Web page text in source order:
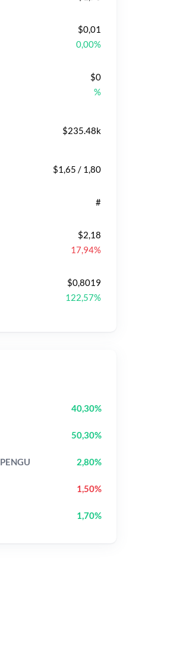
$0,01
0,00%
$0
%
$235.48k
$1,65 / 1,80
#
$2,18
17,94%
$0,8019
122,57%
40,30%
50,30%
PENGU 2,80%
1,50%
1,70%